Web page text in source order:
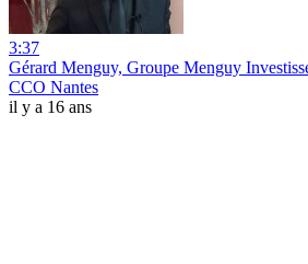
3:37
Gérard Menguy, Groupe Menguy
CCO Nantes
il y a 16 ans